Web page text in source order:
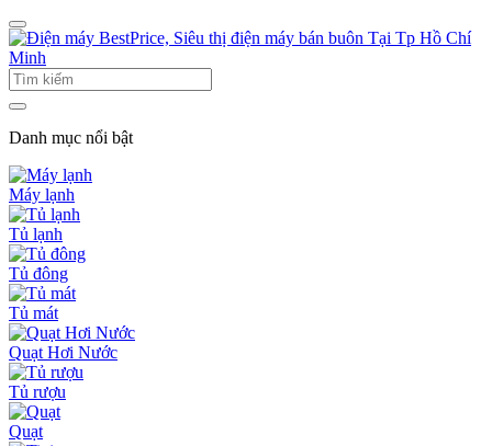
Danh mục nổi bật
Máy lạnh
Tủ lạnh
Tủ đông
Tủ mát
Quạt Hơi Nước
Tủ rượu
Quạt